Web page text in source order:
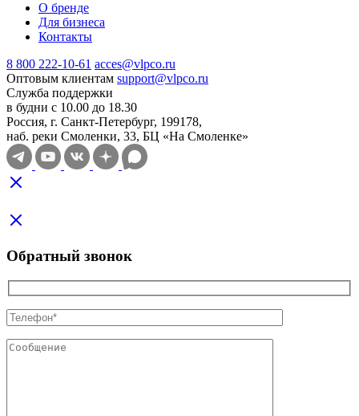
О бренде
Для бизнеса
Контакты
8 800 222-10-61 acces@vlpco.ru
Оптовым клиентам support@vlpco.ru
Служба поддержки
в будни с 10.00 до 18.30
Россия, г. Санкт-Петербург, 199178,
наб. реки Смоленки, 33, БЦ «На Смоленке»
Обратный звонок